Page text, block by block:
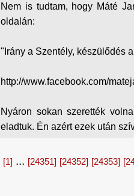
Nem is tudtam, hogy Máté
oldalán:
"Irány a Szentély, készülődés
http://www.facebook.com/
Nyáron sokan szerették
eladtuk. Én azért ezek után
[1] ... [24351] [24352] [24353]